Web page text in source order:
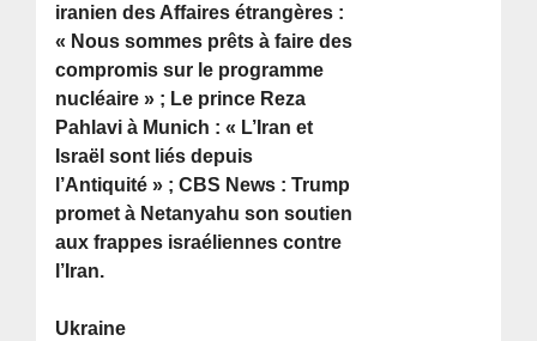
iranien des Affaires étrangères :
« Nous sommes prêts à faire des
compromis sur le programme
nucléaire » ; Le prince Reza
Pahlavi à Munich : « L’Iran et
Israël sont liés depuis
l’Antiquité » ; CBS News : Trump
promet à Netanyahu son soutien
aux frappes israéliennes contre
l’Iran.
Ukraine